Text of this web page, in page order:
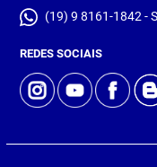
(19) 9 8161-1842 -
REDES SOCIAIS